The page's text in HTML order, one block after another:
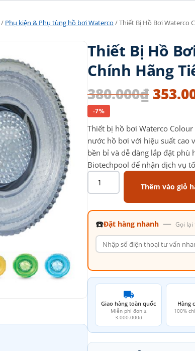
/ Phụ kiện & Phụ tùng hồ bơi Waterco / Thiết Bị Hồ Bơi Waterco
Thiết Bị Hồ
Chính Hãng
380.000₫
-7%
Thiết bị hồ bơi Waterco
nước hồ bơi với hiệu suất cao
bền bỉ và dễ dàng lắp đặt phù
Biotechpool để nhận dịch vụ
Thêm vào giỏ
☎️Đặt hàng nhanh — Gọi lại
Giao hàng toàn quốc
Miễn phí đơn ≥
3.000.000đ
Hàng
100%